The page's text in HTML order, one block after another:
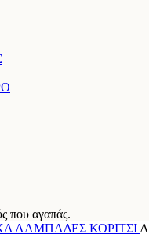
που αγαπάς.
ΛΑΜΠΑΔΕΣ ΚΟΡΙΤΣΙ